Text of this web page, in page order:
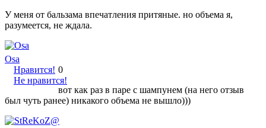
У меня от бальзама впечатления притяные. но объема я,
разумеется, не ждала.
Osa
Нравится!
Не нравится!
0
вот как раз в паре с шампунем (на него отзыв
был чуть ранее) никакого объема не вышло)))